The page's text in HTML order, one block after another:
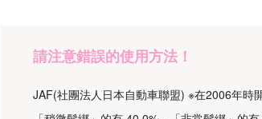
請注意錯誤的使用方法！
JAF(社團法人日本自動車聯盟) ※在2006年時